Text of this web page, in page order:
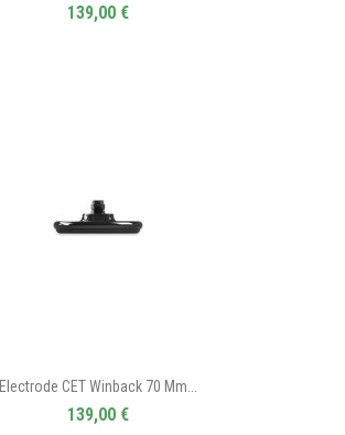
139,00 €
Electrode CET Winback 70 Mm...
139,00 €